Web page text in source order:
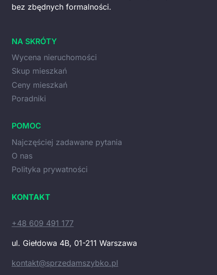
bez zbędnych formalności.
NA SKRÓTY
Wycena nieruchomości
Skup mieszkań
Ceny mieszkań
Poradniki
POMOC
Najczęściej zadawane pytania
O nas
Polityka prywatności
KONTAKT
+48 609 491 177
ul. Giełdowa 4B, 01-211 Warszawa
kontakt@sprzedamszybko.pl